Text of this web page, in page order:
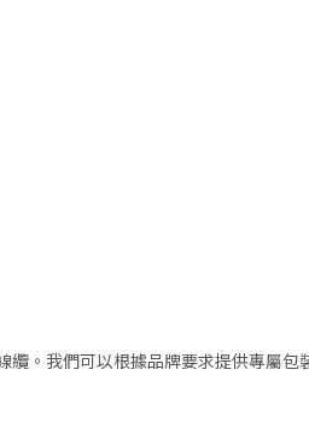
。我們可以根據品牌要求提供專屬包